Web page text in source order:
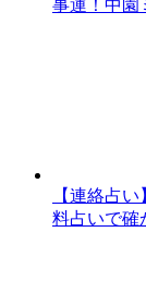
事運！中園
【連絡占
料占いで確